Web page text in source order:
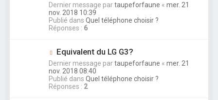
Dernier message partaupeforfaune « mer. 21
nov. 2018 10:39
Publié dans Quel téléphone choisir ?
Réponses : 6
Equivalent du LG G3?
Dernier message partaupeforfaune « mer. 21
nov. 2018 08:40
Publié dans Quel téléphone choisir ?
Réponses : 2